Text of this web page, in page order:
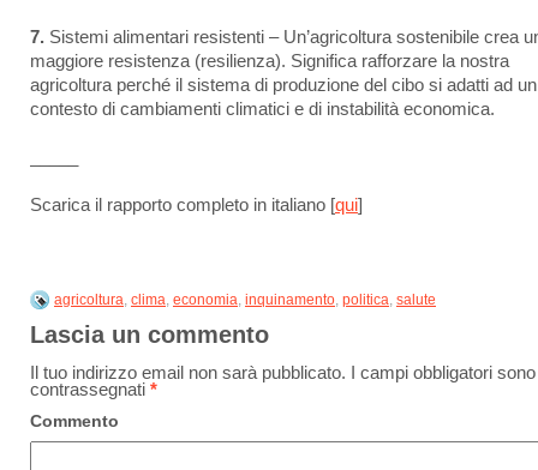
7. Sistemi alimentari resistenti – Un’agricoltura sostenibile crea
maggiore resistenza (resilienza). Significa rafforzare la nostra
agricoltura perché il sistema di produzione del cibo si adatti ad un
contesto di cambiamenti climatici e di instabilità economica.
Scarica il rapporto completo in italiano [qui]
agricoltura, clima, economia, inquinamento, politica, salute
Lascia un commento
Il tuo indirizzo email non sarà pubblicato. I campi obbligatori sono
contrassegnati *
Commento